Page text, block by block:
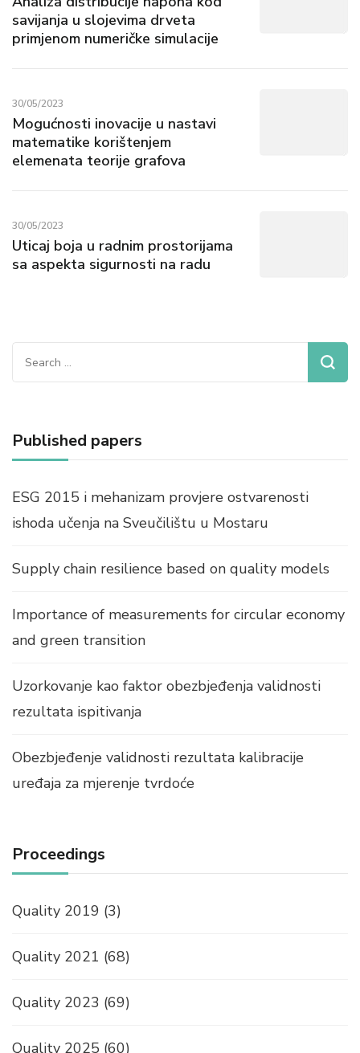
savijanja u slojevima drveta
primjenom numeričke simulacije
30/05/2023
Mogućnosti inovacije u nastavi
matematike korištenjem
elemenata teorije grafova
30/05/2023
Uticaj boja u radnim prostorijama
sa aspekta sigurnosti na radu
Search
for:
Published papers
ESG 2015 i mehanizam provjere ostvarenosti
ishoda učenja na Sveučilištu u Mostaru
Supply chain resilience based on quality models
Importance of measurements for circular economy
and green transition
Uzorkovanje kao faktor obezbjeđenja validnosti
rezultata ispitivanja
Obezbjeđenje validnosti rezultata kalibracije
uređaja za mjerenje tvrdoće
Proceedings
Quality 2019 (3)
Quality 2021 (68)
Quality 2023 (69)
Quality 2025 (60)